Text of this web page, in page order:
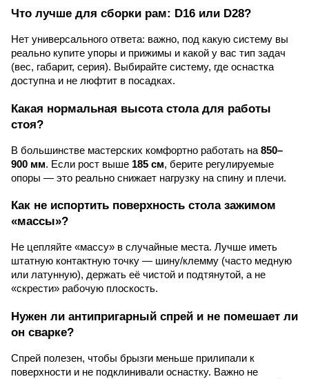
Что лучше для сборки рам: D16 или D28?
Нет универсального ответа: важно, под какую систему вы
реально купите упоры и прижимы и какой у вас тип задач
(вес, габарит, серия). Выбирайте систему, где оснастка
доступна и не люфтит в посадках.
Какая нормальная высота стола для работы
стоя?
В большинстве мастерских комфортно работать на 850–
900 мм. Если рост выше 185 см, берите регулируемые
опоры — это реально снижает нагрузку на спину и плечи.
Как не испортить поверхность стола зажимом
«массы»?
Не цепляйте «массу» в случайные места. Лучше иметь
штатную контактную точку — шину/клемму (часто медную
или латунную), держать её чистой и подтянутой, а не
«скрести» рабочую плоскость.
Нужен ли антипригарный спрей и не помешает ли
он сварке?
Спрей полезен, чтобы брызги меньше прилипали к
поверхности и не подклинивали оснастку. Важно не